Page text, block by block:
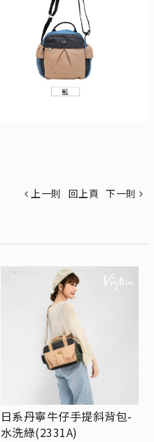
上一則 回上頁 下一則
日系丹寧牛仔手提斜背包-
水洗綠(2331A)